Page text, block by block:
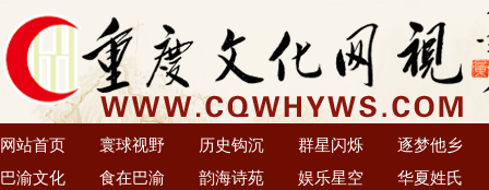
网站首页 寰球视野 历史钩沉 群星闪烁
逐梦他乡
巴渝文化
食在巴渝 韵海诗苑 娱乐星空 华夏姓氏